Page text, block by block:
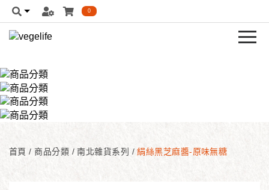
0
首頁/ 商品分類 /南北雜貨系列 / 絹絲黑芝麻醬-原味無糖